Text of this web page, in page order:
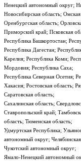
Ненецкий автономный округ;
Новосибирская область; Омская
Оренбургская область;
Приморский край; Псковская
Республика Башкортостан;
Республика Дагестан;
Карелия; Республика Коми;
Мордовия; Республика Саха;
Республика Северная Осетия;
Хакасия; Ростовская область;
Саратовская область;
Сахалинская область;
Ставропольский край;
область; Тюменская область;
Удмуртская Республика;
автономный округ;
Чукотский автономный округ;
Ямало-Ненецкий автономный